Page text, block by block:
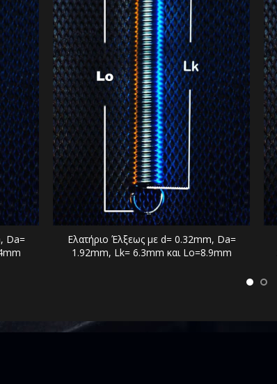
Da=
Ελατήριο Έλξεως με d= 0.32mm, Da=
1.92mm, Lk= 6.3mm και Lo=8.9mm